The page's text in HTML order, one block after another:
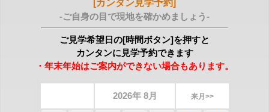
[カンタン見学予約]
-ご自身の目で現地を確かめましょう-
ご見学希望日の[時間ボタン]を押すと
カンタンに見学予約できます
・年末年始はご案内ができない場合もあります。
2026年 8月 来月>>